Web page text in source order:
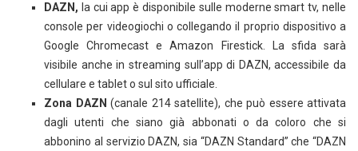
DAZN, la cui app è disponibile sulle moderne smart tv, nelle
console per videogiochi o collegando il proprio dispositivo a
Google Chromecast e Amazon Firestick. La sfida sarà
visibile anche in streaming sull’app di DAZN, accessibile da
cellulare e tablet o sul sito ufficiale.
Zona DAZN (canale 214 satellite), che può essere attivata
dagli utenti che siano già abbonati o da coloro che si
abbonino al servizio DAZN, sia “DAZN Standard” che “DAZN